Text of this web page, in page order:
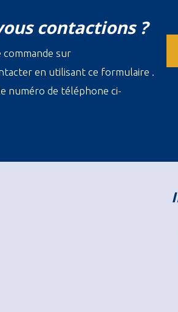
contactions ?
commande sur
en utilisant ce formulaire .
numéro de téléphone ci-